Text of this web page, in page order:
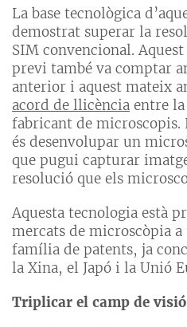
La base tecnològica
demostrat superar la
SIM convencional.
previ també va comptar
anterior i aquest mateix
acord de llicència entre
fabricant de microscopis.
és desenvolupar un
que pugui capturar
resolució que els
Aquesta tecnologia està
mercats de microscòpia
família de patents, ja
la Xina, el Japó i la Unió
Triplicar el camp de